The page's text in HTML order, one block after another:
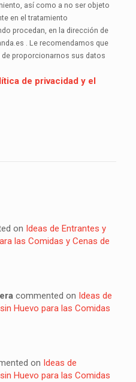
así como a no ser objeto
en el tratamiento
procedan, en la dirección de
. Le recomendamos que
de proporcionarnos sus datos
de privacidad y el
on Ideas de Entrantes y
las Comidas y Cenas de
commented on Ideas de
Huevo para las Comidas
on Ideas de
Huevo para las Comidas